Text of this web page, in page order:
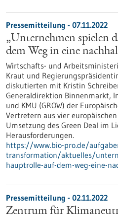
Pressemitteilung - 07.11.2022
„Unternehmen spielen
dem Weg in eine
Wirtschafts- und
Kraut und
diskutierten mit Kristin
Generaldirektion Binnenmarkt,
und KMU (GROW) der
Vertretern aus vier
Umsetzung des Green Deal im
Herausforderungen.
https://www.bio-pro.de/
transformation/aktuelles/
hauptrolle-auf-dem-weg-eine-
Pressemitteilung - 02.11.2022
Zentrum für